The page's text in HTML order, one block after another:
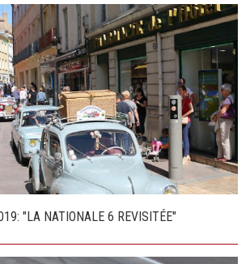
"LA NATIONALE 6 REVISITÉE"